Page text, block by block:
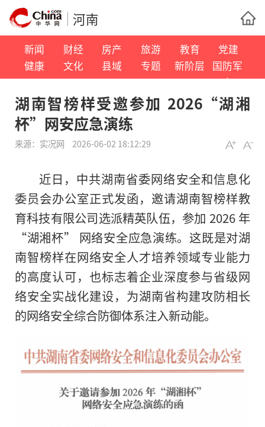
河南
新闻 财经 房产 旅游 教育
党建
健康
文化 县域 专题 新阶层
国防军
事
湖南智榜样受邀参加 2026“湖湘
杯”网安应急演练
来源： 实况网 2026-06-02 18:12:29
近日，中共湖南省委网络安全和信息化
委员会办公室正式发函，邀请湖南智榜样教
育科技有限公司选派精英队伍，参加 2026 年
“湖湘杯” 网络安全应急演练。这既是对湖
南智榜样在网络安全人才培养领域专业能力
的高度认可，也标志着企业深度参与省级网
络安全实战化建设，为湖南省构建攻防相长
的网络安全综合防御体系注入新动能。